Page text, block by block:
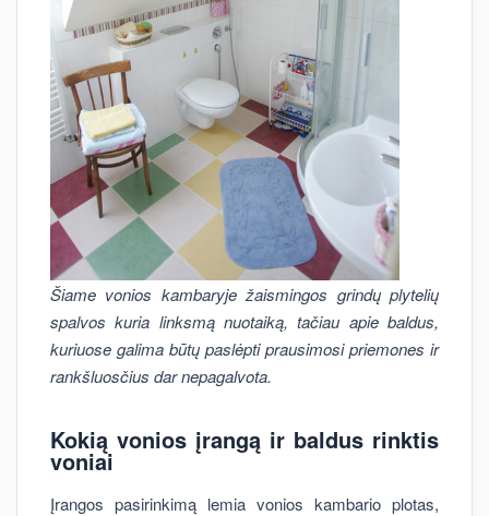
Šiame vonios kambaryje žaismingos grindų plytelių
spalvos kuria linksmą nuotaiką, tačiau apie baldus,
kuriuose galima būtų paslėpti prausimosi priemones ir
rankšluosčius dar nepagalvota.
Kokią vonios įrangą ir baldus rinktis
voniai
Įrangos pasirinkimą lemia vonios kambario plotas,